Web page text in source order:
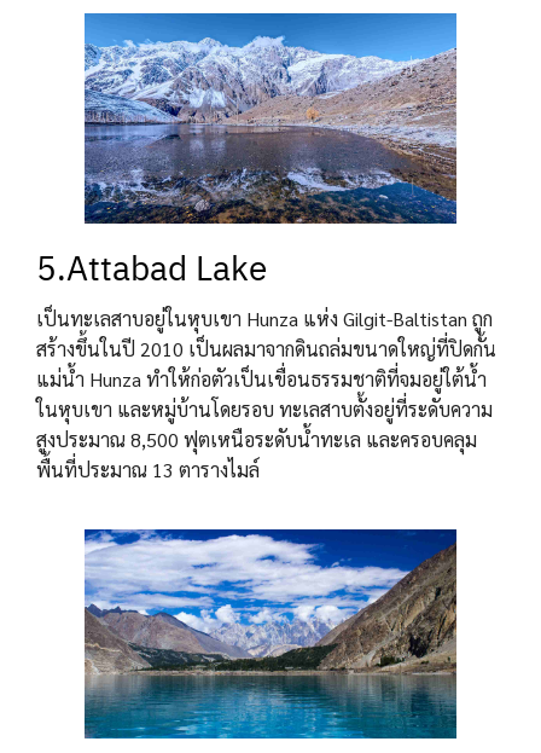
5.Attabad Lake
เป็นทะเลสาบอยู่ในหุบเขา Hunza แห่ง Gilgit-Baltistan ถูก
สร้างขึ้นในปี 2010 เป็นผลมาจากดินถล่มขนาดใหญ่ที่ปิดกั้น
แม่น้ำ Hunza ทำให้ก่อตัวเป็นเขื่อนธรรมชาติที่จมอยู่ใต้น้ำ
ในหุบเขา และหมู่บ้านโดยรอบ ทะเลสาบตั้งอยู่ที่ระดับความ
สูงประมาณ 8,500 ฟุตเหนือระดับน้ำทะเล และครอบคลุม
พื้นที่ประมาณ 13 ตารางไมล์